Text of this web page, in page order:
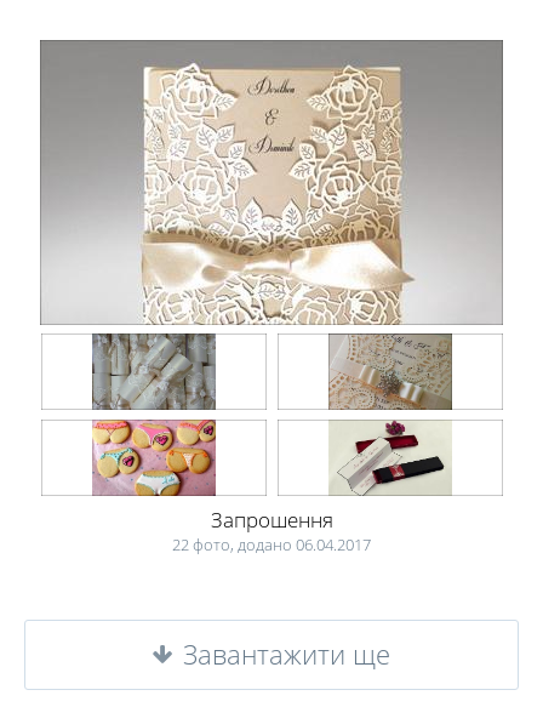
Запрошення
22 фото, додано 06.04.2017
Завантажити ще